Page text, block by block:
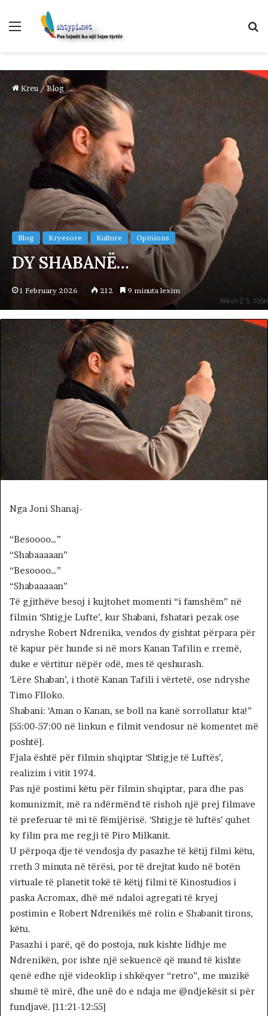
Menu
Kreu /Blog
Blog Kryesore Kulture Opinions
DY SHABANË…
1 February 2026 212 9 minuta lexim
Nga Joni Shanaj-
“Besoooo…”
“Shabaaaaan”
“Besoooo…”
“Shabaaaaan”
Të gjithëve besoj i kujtohet momenti “i famshëm” në
filmin ‘Shtigje Lufte’, kur Shabani, fshatari pezak ose
ndryshe Robert Ndrenika, vendos dy gishtat përpara për
të kapur për hunde si në mors Kanan Tafilin e rremë,
duke e vërtitur nëpër odë, mes të qeshurash.
‘Lëre Shaban’, i thotë Kanan Tafili i vërtetë, ose ndryshe
Timo Flloko.
Shabani: ‘Aman o Kanan, se boll na kanë sorrollatur kta!”
[55:00-57:00 në linkun e filmit vendosur në komentet më
poshtë].
Fjala është për filmin shqiptar ‘Shtigje të Luftës’,
realizim i vitit 1974.
Pas një postimi këtu për filmin shqiptar, para dhe pas
komunizmit, më ra ndërmënd të rishoh një prej filmave
të preferuar të mi të fëmijërisë. ‘Shtigje të luftës’ quhet
ky film pra me regji të Piro Milkanit.
U përpoqa dje të vendosja dy pasazhe të këtij filmi këtu,
rreth 3 minuta në tërësi, por të drejtat kudo në botën
virtuale të planetit tokë të këtij filmi të Kinostudios i
paska Acromax, dhë më ndaloi agregati të kryej
postimin e Robert Ndrenikës më rolin e Shabanit tirons,
këtu.
Pasazhi i parë, që do postoja, nuk kishte lidhje me
Ndrenikën, por ishte një sekuencë që mund të kishte
qenë edhe një videoklip i shkëqyer “retro”, me muzikë
shumë të mirë, dhe unë do e ndaja me @ndjekësit si për
fundjavë. [11:21-12:55]